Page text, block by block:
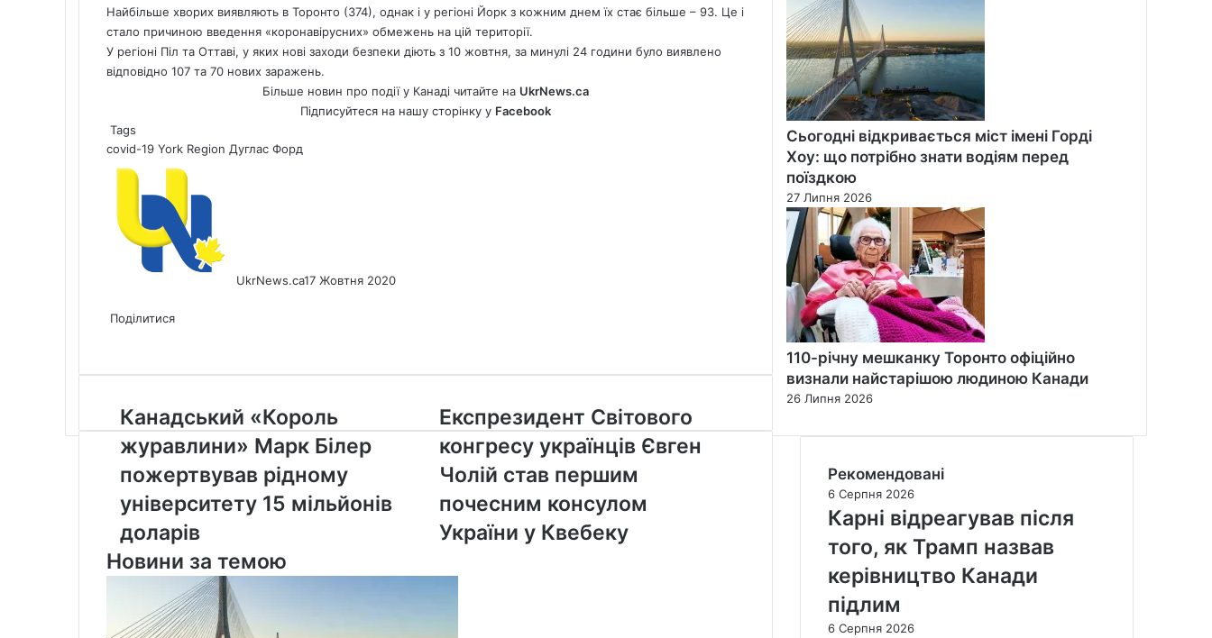
Найбільше хворих виявляють в Торонто (374), однак і у регіоні Йорк з кожним днем їх стає більше – 93. Це і
стало причиною введення «коронавірусних» обмежень на цій території.
У регіоні Піл та Оттаві, у яких нові заходи безпеки діють з 10 жовтня, за минулі 24 години було виявлено
відповідно 107 та 70 нових заражень.
Більше новин про події у Канаді читайте на UkrNews.ca
Підписуйтеся на нашу сторінку у Facebook
Tags
covid-19 York Region Дуглас Форд
UkrNews.ca17 Жовтня 2020
via
Поділитися
Email
Канадський
«Король
журавлини»
Марк
Білер
пожертвував
університету
15
Канадський «Король
журавлини» Марк Білер
пожертвував рідному
університету 15 мільйонів
доларів
Експрезидент
Світового
конгресу
українців
Євген
Чолій
став
першим
Експрезидент Світового
конгресу українців Євген
Чолій став першим
почесним консулом
України у Квебеку
Новини за темою
Сьогодні відкривається міст імені Горді
Хоу: що потрібно знати водіям перед
поїздкою
27 Липня 2026
110-річну мешканку Торонто офіційно
визнали найстарішою людиною Канади
26 Липня 2026
Рекомендовані
6 Серпня 2026
Карні відреагував після
того, як Трамп назвав
керівництво Канади
підлим
6 Серпня 2026